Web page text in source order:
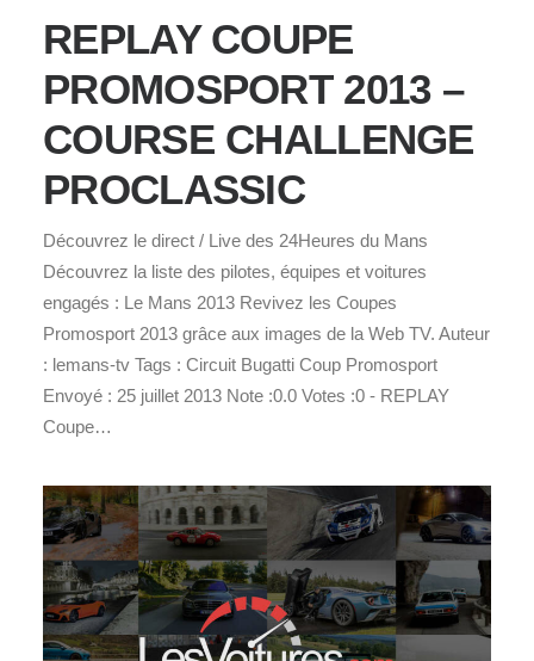
REPLAY COUPE
PROMOSPORT 2013 –
COURSE CHALLENGE
PROCLASSIC
Découvrez le direct / Live des 24Heures du Mans
Découvrez la liste des pilotes, équipes et voitures
engagés : Le Mans 2013 Revivez les Coupes
Promosport 2013 grâce aux images de la Web TV. Auteur
: lemans-tv Tags : Circuit Bugatti Coup Promosport
Envoyé : 25 juillet 2013 Note :0.0 Votes :0 - REPLAY
Coupe…